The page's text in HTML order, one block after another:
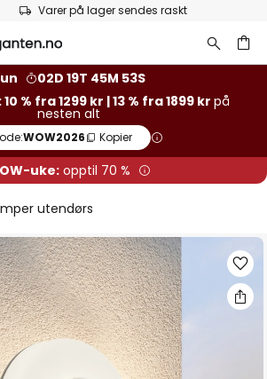
Varer på lager sendes raskt
02D 19T 45M 53S
% fra 1299 kr | 13 % fra 1899 krpå
nesten alt
WOW2026 Kopier
uke: opptil 70 %
utendørs